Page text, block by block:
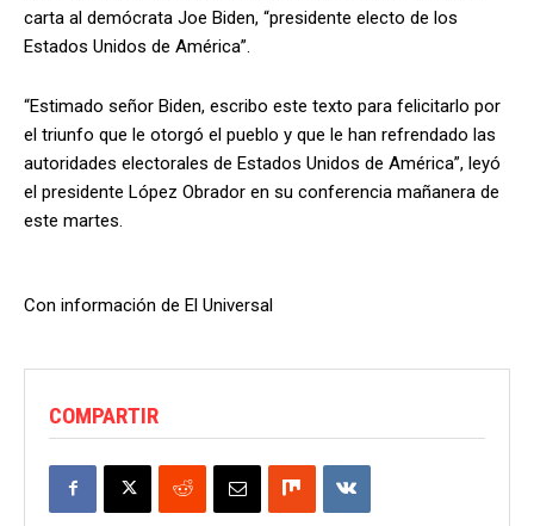
carta al demócrata Joe Biden, “presidente electo de los
Estados Unidos de América”.
“Estimado señor Biden, escribo este texto para felicitarlo por
el triunfo que le otorgó el pueblo y que le han refrendado las
autoridades electorales de Estados Unidos de América”, leyó
el presidente López Obrador en su conferencia mañanera de
este martes.
Con información de El Universal
COMPARTIR